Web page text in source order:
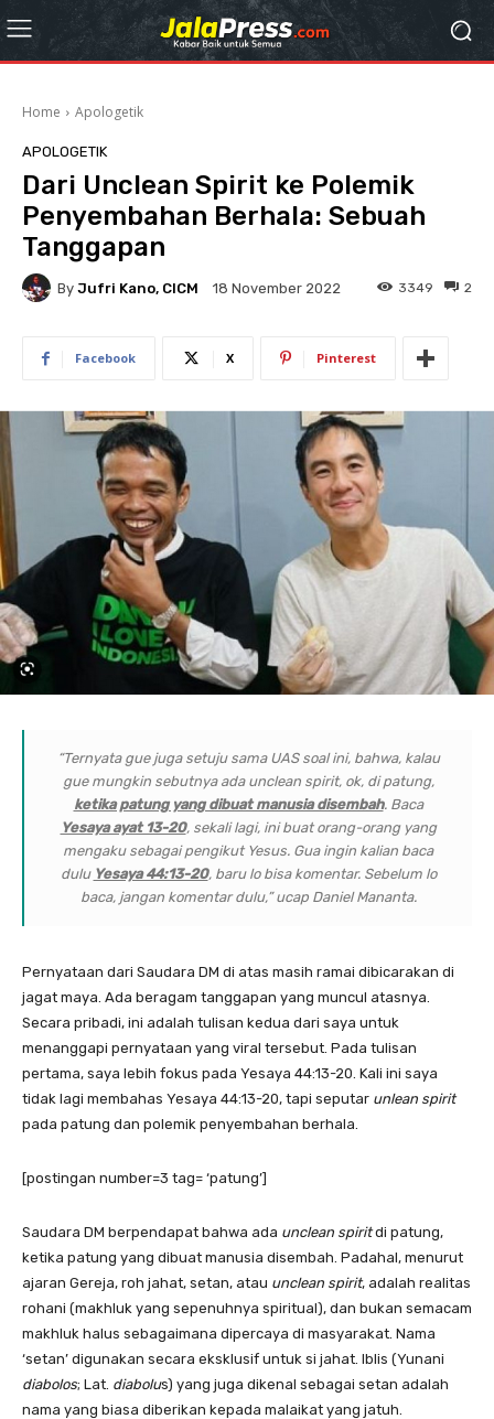
Home Apologetik
APOLOGETIK
Dari Unclean Spirit ke Polemik
Penyembahan Berhala: Sebuah
Tanggapan
By Jufri Kano, CICM 18 November 2022 2
3349
Facebook X Pinterest
“Ternyata gue juga setuju sama UAS soal ini, bahwa, kalau
gue mungkin sebutnya ada unclean spirit, ok, di patung,
ketika patung yang dibuat manusia disembah. Baca
Yesaya ayat 13-20, sekali lagi, ini buat orang-orang yang
mengaku sebagai pengikut Yesus. Gua ingin kalian baca
dulu Yesaya 44:13-20, baru lo bisa komentar. Sebelum lo
baca, jangan komentar dulu,” ucap Daniel Mananta.
Pernyataan dari Saudara DM di atas masih ramai dibicarakan di
jagat maya. Ada beragam tanggapan yang muncul atasnya.
Secara pribadi, ini adalah tulisan kedua dari saya untuk
menanggapi pernyataan yang viral tersebut. Pada tulisan
pertama, saya lebih fokus pada Yesaya 44:13-20. Kali ini saya
tidak lagi membahas Yesaya 44:13-20, tapi seputar unlean spirit
pada patung dan polemik penyembahan berhala.
[postingan number=3 tag= ‘patung’]
Saudara DM berpendapat bahwa ada unclean spiritdi patung,
ketika patung yang dibuat manusia disembah. Padahal, menurut
ajaran Gereja, roh jahat, setan, atau unclean spirit, adalah realitas
rohani (makhluk yang sepenuhnya spiritual), dan bukan semacam
makhluk halus sebagaimana dipercaya di masyarakat. Nama
‘setan’ digunakan secara eksklusif untuk si jahat. Iblis (Yunani
diabolos; Lat. diabolus) yang juga dikenal sebagai setan adalah
nama yang biasa diberikan kepada malaikat yang jatuh.